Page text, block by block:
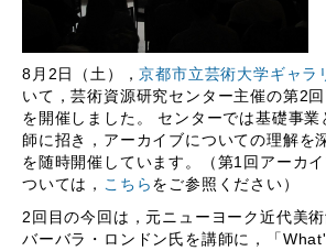
8月2日（土），京都市立芸術大学ギャラ
いて，芸術資源研究センター主催の第2
を開催しました。 センターでは基礎事
師に招き，アーカイブについての理解を
を随時開催しています。（第1回アーカ
ついては， こちら をご参照ください）
2回目の今回は，元ニューヨーク近代美
バーバラ・ロンドン氏を講師に，「